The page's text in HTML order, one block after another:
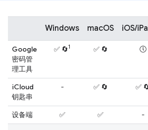
Windows macOS iOS/
Google
密码管
理工具
✅ 🔄1 ✅ 🔄 🕔
iCloud
钥匙串
- ✅ 🔄 ✅
设备端 ✅ ✅ -